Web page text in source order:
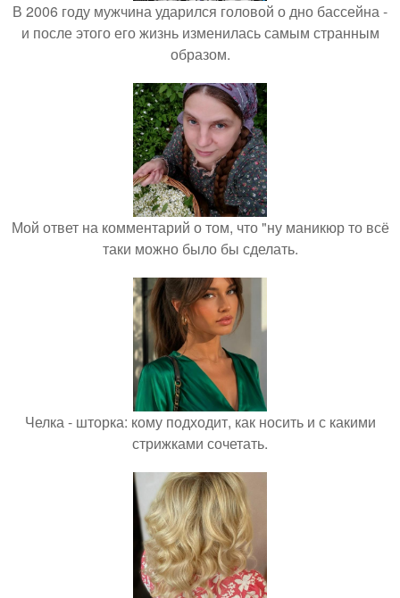
В 2006 году мужчина ударился головой о дно бассейна -
и после этого его жизнь изменилась самым странным
образом.
Мой ответ на комментарий о том, что "ну маникюр то всё
таки можно было бы сделать.
Челка - шторка: кому подходит, как носить и с какими
стрижками сочетать.